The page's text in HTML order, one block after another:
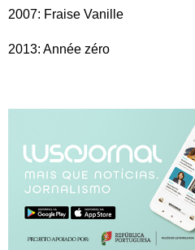
2007: Fraise Vanille
2013: Année zéro